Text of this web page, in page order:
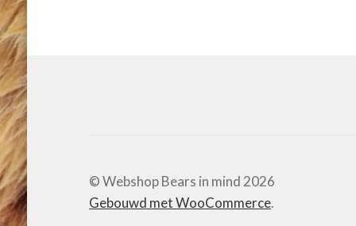
© Webshop Bears in mind 2026
Gebouwd met WooCommerce.